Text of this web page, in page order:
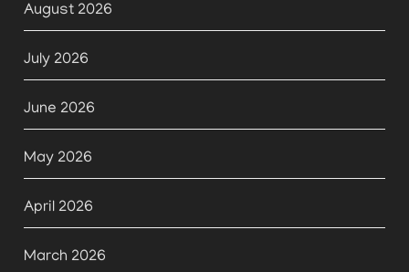
August 2026
July 2026
June 2026
May 2026
April 2026
March 2026